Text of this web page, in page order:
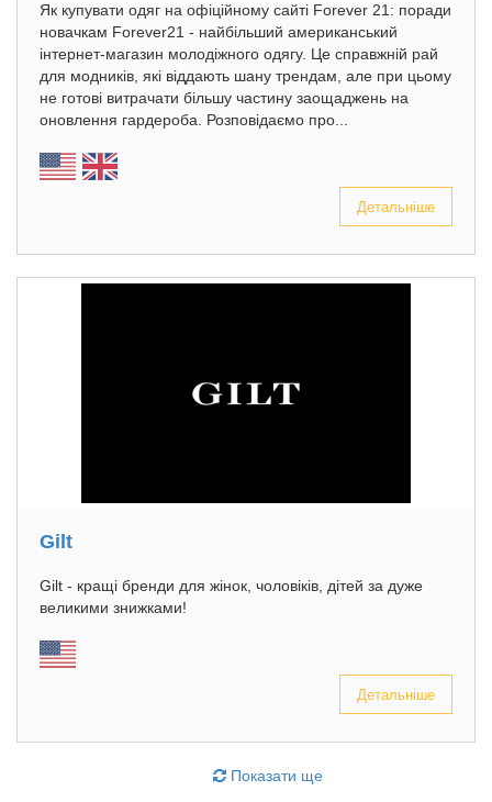
Як купувати одяг на офіційному сайті Forever 21: поради
новачкам Forever21 - найбільший американський
інтернет-магазин молодіжного одягу. Це справжній рай
для модників, які віддають шану трендам, але при цьому
не готові витрачати більшу частину заощаджень на
оновлення гардероба. Розповідаємо про...
Детальніше
Gilt
Gilt - кращі бренди для жінок, чоловіків, дітей за дуже
великими знижками!
Детальніше
Показати ще